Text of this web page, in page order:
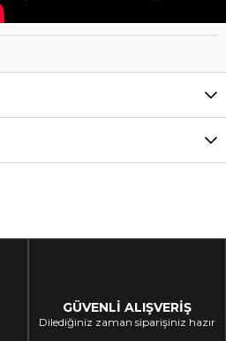
GÜVENLİ ALIŞVERİŞ
Dilediğiniz zaman siparişiniz hazır